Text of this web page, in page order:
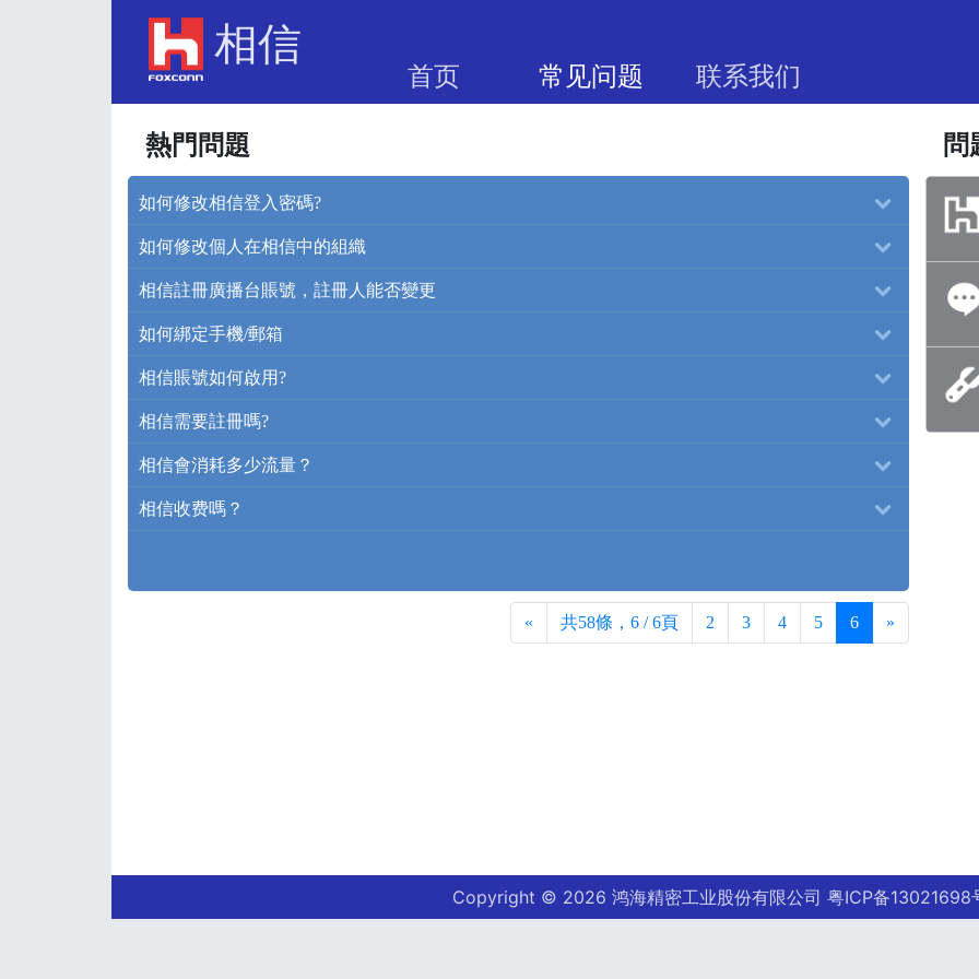
相信
首页 常见问题 联系我们
問
熱門問題
如何修改相信登入密碼?
如何修改個人在相信中的組織
相信註冊廣播台賬號，註冊人能否變更
如何綁定手機/郵箱
相信賬號如何啟用?
相信需要註冊嗎?
相信會消耗多少流量？
相信收费嗎？
« 共58條，6 / 6頁 2 3 4 5 6 »
Copyright © 2026 鸿海精密工业股份有限公司 粤ICP备13021698